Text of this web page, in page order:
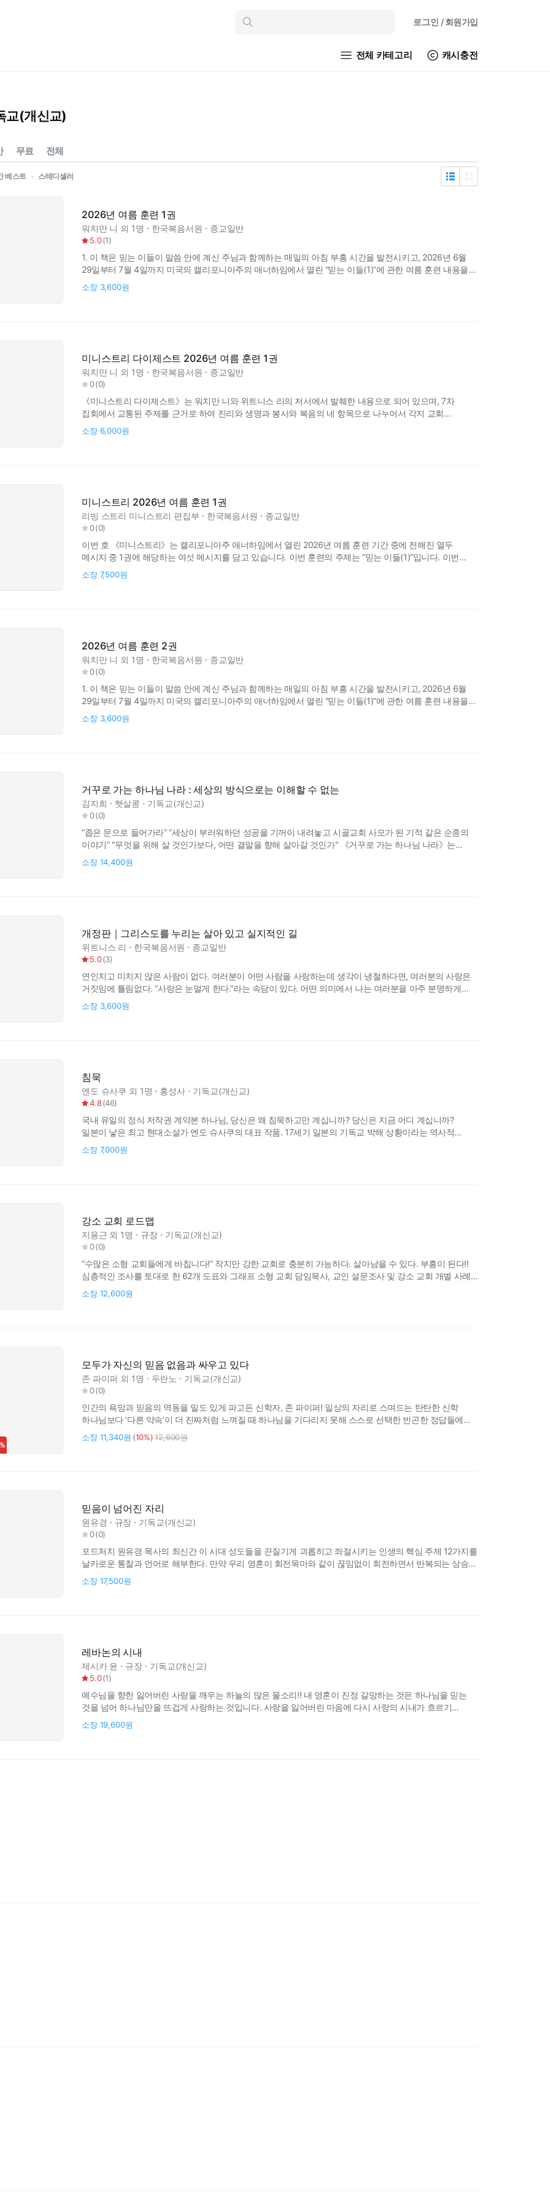
인
로그인 / 회원가입
전체 카테고리 캐시충전
교(개신교)
무료 전체
베스트 스테디셀러
2026년 여름 훈련 1권
워치만 니 외 1명 한국복음서원 종교일반
5.0(1)
1. 이 책은 믿는 이들이 말씀 안에 계신 주님과 함께하는 매일의 아침 부흥 시간을 발전시키고, 2026년 6월
29일부터 7월 4일까지 미국의 캘리포니아주의 애너하임에서 열린 “믿는 이들(1)”에 관한 여름 훈련 내용을
부분적으로 복습할 수 있도록 만들어졌습니다. 말씀 안에 계신 주님을 친밀하게 접촉함으로 믿는 이들은
생명과 진리로 조성되며, 그리스도의 몸의 건축을 위해 교회 집회에서 신언할 수 있도록 장비됩니다. 2. 이
소장 3,600원
미니스트리 다이제스트 2026년 여름 훈련 1권
워치만 니 외 1명 한국복음서원 종교일반
0(0)
《미니스트리 다이제스트》는 워치만 니와 위트니스 리의 저서에서 발췌한 내용으로 되어 있으며, 7차
집회에서 교통된 주제를 근거로 하여 진리와 생명과 봉사와 복음의 네 항목으로 나누어서 각지 교회
성도들의 그리스도인의 생활과 교회생활의 다양한 방면의 필요를 채우기 위해 만들어졌습니다. 이 책의
메시지들은 개인 추구, 복음 전파, 가정 집회에서의 목양, 소그룹에서의 추구, 기도 집회 및 봉사자 집회에서
소장 6,000원
미니스트리 2026년 여름 훈련 1권
리빙 스트리 미니스트리 편집부 한국복음서원 종교일반
0(0)
이번 호 《미니스트리》는 캘리포니아주 애너하임에서 열린 2026년 여름 훈련 기간 중에 전해진 열두
메시지 중 1권에 해당하는 여섯 메시지를 담고 있습니다. 이번 훈련의 주제는 “믿는 이들(1)”입니다. 이번
훈련은 이 주제에 관한 첫 번째 훈련입니다. 다음 페이지의 표어는 이번 훈련의 열두 메시지의 핵심적인
진리들과 주된 부담을 요약해 주고 있습니다.
소장 7,500원
2026년 여름 훈련 2권
워치만 니 외 1명 한국복음서원 종교일반
0(0)
1. 이 책은 믿는 이들이 말씀 안에 계신 주님과 함께하는 매일의 아침 부흥 시간을 발전시키고, 2026년 6월
29일부터 7월 4일까지 미국의 캘리포니아주의 애너하임에서 열린 “믿는 이들(1)”에 관한 여름 훈련 내용을
부분적으로 복습할 수 있도록 만들어졌습니다. 말씀 안에 계신 주님을 친밀하게 접촉함으로 믿는 이들은
생명과 진리로 조성되며, 그리스도의 몸의 건축을 위해 교회 집회에서 신언할 수 있도록 장비됩니다. 2. 이
소장 3,600원
거꾸로 가는 하나님 나라 : 세상의 방식으로는 이해할 수 없는
김지희 햇살콩 기독교(개신교)
0(0)
“좁은 문으로 들어가라” “세상이 부러워하던 성공을 기꺼이 내려놓고 시골교회 사모가 된 기적 같은 순종의
이야기” "무엇을 위해 살 것인가보다, 어떤 결말을 향해 살아갈 것인가" 《거꾸로 가는 하나님 나라》는
화제성에 기댄 단순한 에세이나 간증집이 아닙니다. 저자는 다수가 가는 넓은 길이 안전하다고 믿으며
시대가 만들어 놓은 길을 합리화하는 우리의 무뎌진 신앙에 날카롭고도 묵직한 질문을 던집니다. "순종은
소장 14,400원
개정판｜그리스도를 누리는 살아 있고 실지적인 길
위트니스 리 한국복음서원 종교일반
5.0(3)
연인치고 미치지 않은 사람이 없다. 여러분이 어떤 사람을 사랑하는데 생각이 냉철하다면, 여러분의 사랑은
거짓임에 틀림없다. “사랑은 눈멀게 한다.”라는 속담이 있다. 어떤 의미에서 나는 여러분을 아주 분명하게
하는 것이 아니라 눈멀게 하고자 하는 부담이 있다. 하와와 아담이 지식나무의 열매를 먹자 그들의 눈이
열렸고 그들은 분명하게 되었다(창 3:5-7). 다른 한편에서 예수님께서 다소의 사울에게 오셨을 때, 사울의
소장 3,600원
침묵
엔도 슈사쿠 외 1명 홍성사 기독교(개신교)
4.8(46)
국내 유일의 정식 저작권 계약본 하나님, 당신은 왜 침묵하고만 계십니까? 당신은 지금 어디 계십니까?
일본이 낳은 최고 현대소설가 엔도 슈사쿠의 대표 작품. 17세기 일본의 기독교 박해 상황이라는 역사적
사실에 소설적 재미를 곁들여 진지하면서도 생동감 있게 서술하고 있다. 많은 사람에게 신뢰를 얻고 있던
포르투갈 예수회 소속 신부의 선교와 곧 이은 배교(背敎) 소식, 그 배교 사실을 확인하기 위해 잠복한 제자
소장 7,000원
강소 교회 로드맵
지용근 외 1명 규장 기독교(개신교)
0(0)
“수많은 소형 교회들에게 바칩니다!” 작지만 강한 교회로 충분히 가능하다. 살아남을 수 있다. 부흥이 된다!!
심층적인 조사를 토대로 한 62개 도표와 그래프 소형 교회 담임목사, 교인 설문조사 및 강소 교회 개별 사례
제시 데이터로 분석하고 진단한 강소 교회 12단계 목회 원리
소장 12,600원
모두가 자신의 믿음 없음과 싸우고 있다
존 파이퍼 외 1명 두란노 기독교(개신교)
0(0)
인간의 욕망과 믿음의 역동을 밀도 있게 파고든 신학자, 존 파이퍼! 일상의 자리로 스며드는 탄탄한 신학
하나님보다 ‘다른 약속’이 더 진짜처럼 느껴질 때 하나님을 기다리지 못해 스스로 선택한 빈곤한 정답들에
관하여 의무감으로 죄를 짓는 사람은 없다. 우리가 하나님이 기뻐하시지 않는 죄를 짓는 근본적인 이유는
죄가 저마다 그럴듯한 '행복'을 약속하기 때문이다. 순간적인 쾌락과 자극이 넘쳐 나는 현대 사회에서 수많은
소장 11,340원 (10%)12,600원
믿음이 넘어진 자리
원유경 규장 기독교(개신교)
0(0)
포드처치 원유경 목사의 최신간 이 시대 성도들을 끈질기게 괴롭히고 좌절시키는 인생의 핵심 주제 12가지를
날카로운 통찰과 언어로 해부한다. 만약 우리 영혼이 회전목마와 같이 끊임없이 회전하면서 반복되는 상승과
하강에도 여전히 같은 자리에서 멈추고, 같은 자리에서 다시 시작해야 한다면 이것은 얼마나 괴로운 일일까.
하지만 믿음의 삶은 회전목마가 아니다. 믿음의 삶은 같은 자리에서 멈추지 않는다. 믿음의 삶은 변화의
소장 17,500원
레바논의 시내
제시카 윤 규장 기독교(개신교)
5.0(1)
예수님을 향한 잃어버린 사랑을 깨우는 하늘의 많은 물소리!! 내 영혼이 진정 갈망하는 것은 하나님을 믿는
것을 넘어 하나님만을 뜨겁게 사랑하는 것입니다. 사랑을 잃어버린 마음에 다시 사랑의 시내가 흐르기
시작할 때 영혼은 생명을 회복합니다. 《동산의 샘》, 《생수의 우물》에 이은 제시카 윤 목사의 최신작
광야의 시간을 통해 더 깊은 곳으로 나아가다! 하나님의 사랑만으로 살아가는 자리로의 이끄심 ‘레바논의
소장 19,600원